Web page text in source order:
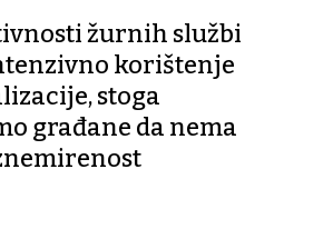
žurnih službi
korištenje
stoga
građane da nema